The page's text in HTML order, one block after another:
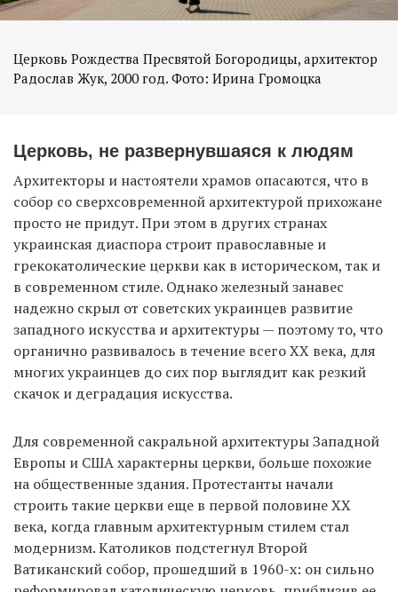
Церковь Рождества Пресвятой Богородицы, архитектор
Церковь, не развернувшаяся к людям
Архитекторы и настоятели храмов опасаются, что в
собор со сверхсовременной архитектурой прихожане
просто не придут. При этом в других странах
украинская диаспора строит православные и
грекокатолические церкви как в историческом, так и
в современном стиле. Однако железный занавес
надежно скрыл от советских украинцев развитие
западного искусства и архитектуры — поэтому то, что
органично развивалось в течение всего ХХ века, для
многих украинцев до сих пор выглядит как резкий
скачок и деградация искусства.
Для современной сакральной архитектуры Западной
Европы и США характерны церкви, больше похожие
на общественные здания. Протестанты начали
строить такие церкви еще в первой половине XX
века, когда главным архитектурным стилем стал
модернизм. Католиков подстегнул Второй
Ватиканский собор, прошедший в 1960-х: он сильно